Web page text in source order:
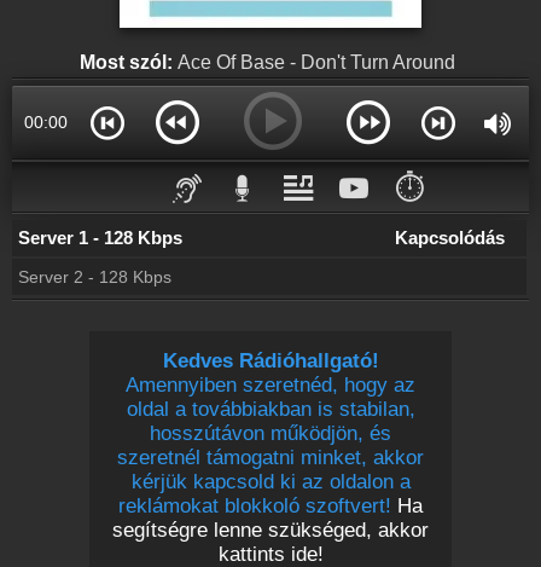
Hírek
Bochkor kapcsolatos hírek
Rádió beágyazás
Ágyazd be weboldaladba
Online rádió készítés
Készítés lépésről lépésre
Most szól: Ace Of Base - Don't Turn Around
00:00
⏱️
Server 1 - 128 Kbps Kapcsolódás
Server 2 - 128 Kbps
Kedves Rádióhallgató!
Amennyiben szeretnéd, hogy az
oldal a továbbiakban is stabilan,
hosszútávon működjön, és
szeretnél támogatni minket, akkor
kérjük kapcsold ki az oldalon a
reklámokat blokkoló szoftvert! Ha
segítségre lenne szükséged, akkor
kattints ide!